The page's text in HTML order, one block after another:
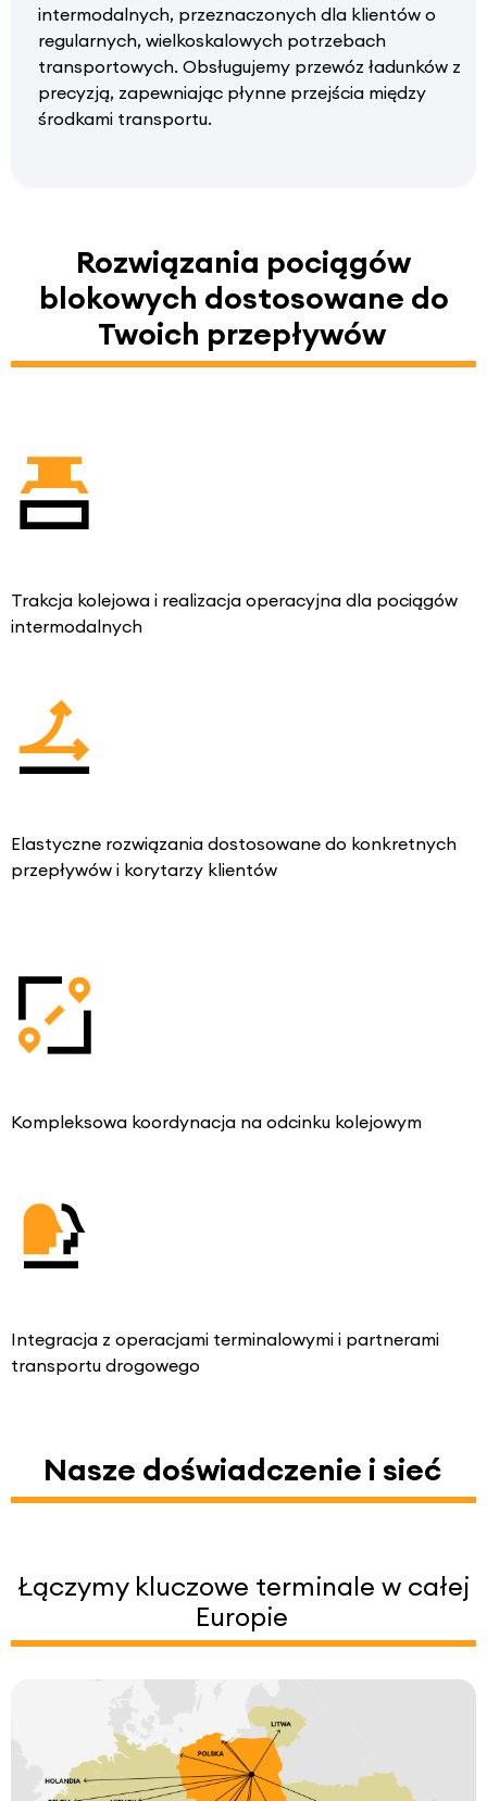
intermodalnych, przeznaczonych dla klientów o
regularnych, wielkoskalowych potrzebach
transportowych. Obsługujemy przewóz ładunków z
precyzją, zapewniając płynne przejścia między
środkami transportu.
Rozwiązania pociągów
blokowych dostosowane do
Twoich przepływów
Trakcja kolejowa i realizacja operacyjna dla pociągów
intermodalnych
Elastyczne rozwiązania dostosowane do konkretnych
przepływów i korytarzy klientów
Kompleksowa koordynacja na odcinku kolejowym
Integracja z operacjami terminalowymi i partnerami
transportu drogowego
Nasze doświadczenie i sieć
Łączymy kluczowe terminale w całej
Europie